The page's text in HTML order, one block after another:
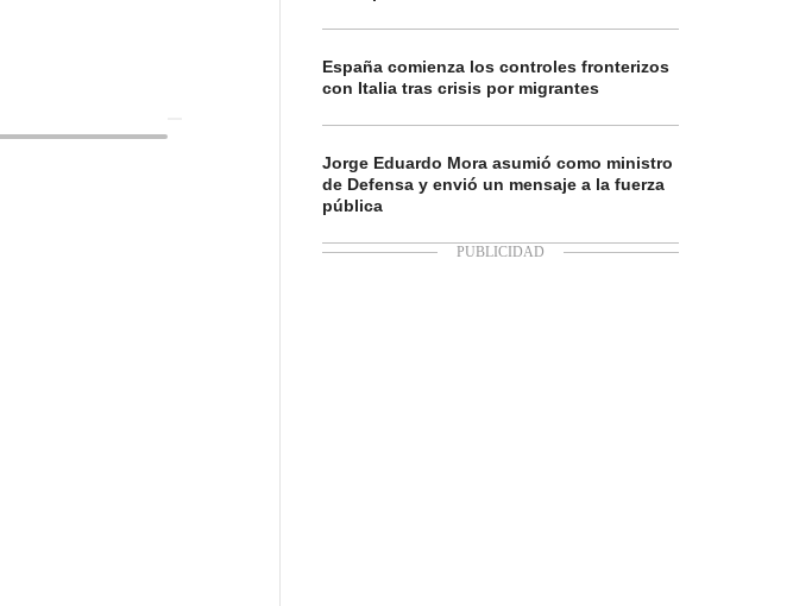
España comienza los controles fronterizos
con Italia tras crisis por migrantes
Jorge Eduardo Mora asumió como ministro
de Defensa y envió un mensaje a la fuerza
pública